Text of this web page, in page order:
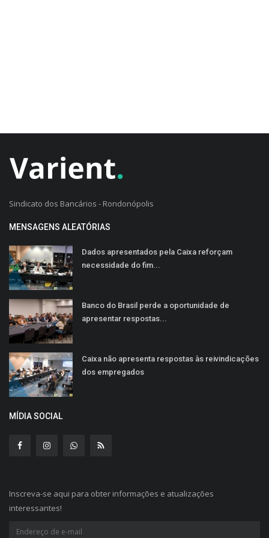
Sindicato dos Bancários - Rondonópolis
MENSAGENS ALEATÓRIAS
Dados apresentados pela Caixa reforçam
necessidade do fim...
Banco do Brasil perde a oportunidade de
apresentar respostas...
Caixa não apresenta respostas às reivindicações
dos empregados
MÍDIA SOCIAL
Inscreva-se aqui para obter informações e atualizações
interessantes!